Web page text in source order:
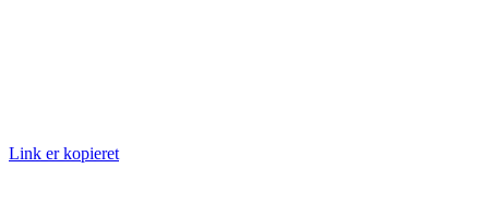
Link er kopieret